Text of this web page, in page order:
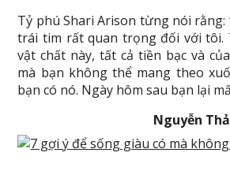
Tỷ phú Shari Arison từng nói rằng:
trái tim rất quan trọng đối với tôi.
vật chất này, tất cả tiền bạc và
mà bạn không thể mang theo
bạn có nó. Ngày hôm sau bạn lại
Nguyễn